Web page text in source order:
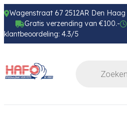
Wagenstraat 67 2512AR Den Haag
Gratis verzending van €100.-
klantbeoordeling: 4.3/5